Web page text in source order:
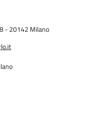
(forma primitiva);
a cellule giganti;
- 20142 Milano